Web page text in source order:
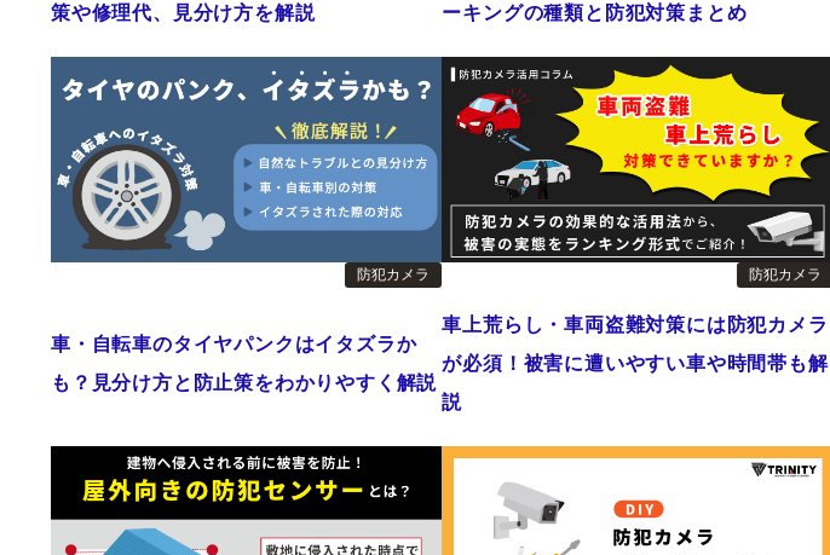
策や修理代、見分け方を解説
ーキングの種類と防犯対策まとめ
防犯カメラ
車・自転車のタイヤパンクはイタズラか
も？見分け方と防止策をわかりやすく解説
防犯カメラ
車上荒らし・車両盗難対策には防犯カメラ
が必須！被害に遭いやすい車や時間帯も解
説